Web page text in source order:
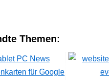
Themen:
für Google